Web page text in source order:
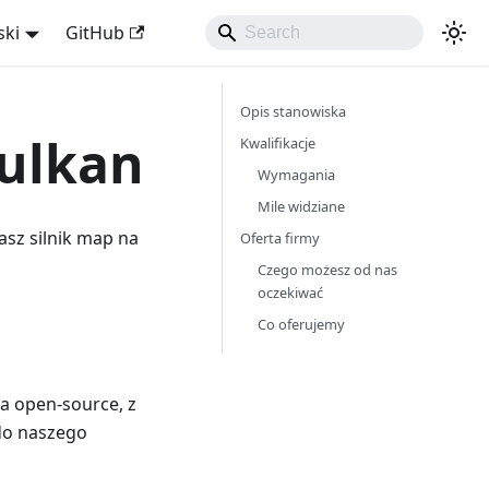
GitHub
silnik map na
open-source, z
naszego
Opis stanowiska
Kwalifikacje
Wymagania
Mile widziane
Oferta firmy
Czego możesz od nas
oczekiwać
Co oferujemy